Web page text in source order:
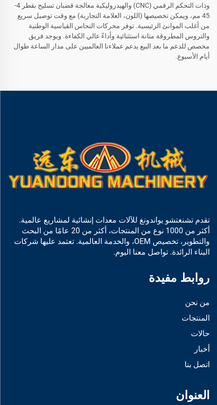
وذات التحكم الرقمي (CNC) والهيدروليكية معالجة قضبان تسليح بقطر 4-
45 مم، ويمكن تخصيصها (اللون، العلامة التجارية) مع وقت توصيل سريع
من أغلب الموانئ الرئيسية. توفر محركات النحاس القياسية الوطنية
والتروس المطروقة متانة استثنائية وأداءً عالي الكفاءة. ويوجد فريق
مخصص للدعم ما بعد البيع يدعم عملاءنا العالميين على مدار الساعة طوال
أيام الأسبوع.
تقدم تشنغتشو يواندونغ للآلات معدات إنشائية لمشاريع عالمية.
أكثر من 1000 نوع من المنتجات، أكثر من 20 عامًا من البحث
والتطوير، تخصيص OEM، والخدمة العالمية. تعتمد عليها شركات
البناء الرائدة. تواصل معنا اليوم.
روابط مفيدة
من نحن
المنتجات
حالات
أخبار
اتصل بنا
العنوان